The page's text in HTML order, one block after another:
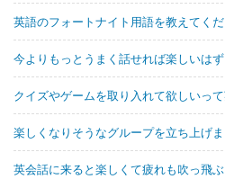
英語のフォートナイト用語を教えてく
今よりもっとうまく話せれば楽しいは
クイズやゲームを取り入れて欲しいっ
楽しくなりそうなグループを立ち上げ
英会話に来ると楽しくて疲れも吹っ飛